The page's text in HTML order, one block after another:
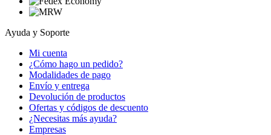
Ayuda y Soporte
Mi cuenta
¿Cómo hago un pedido?
Modalidades de pago
Envío y entrega
Devolución de productos
Ofertas y códigos de descuento
¿Necesitas más ayuda?
Empresas